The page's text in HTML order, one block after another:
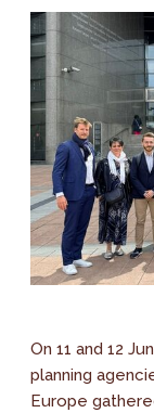
On 11 and 12
planning
Europe